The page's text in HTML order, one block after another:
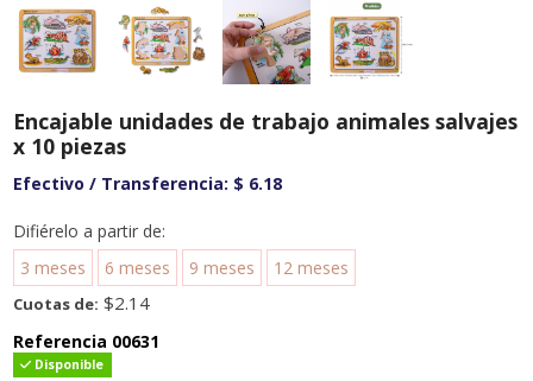
Encajable unidades de trabajo animales salvajes
x 10 piezas
Efectivo / Transferencia: $ 6.18
Difiérelo a partir de:
3 meses
6 meses 9 meses 12 meses
Cuotas de: $2.14
Referencia 00631
Disponible